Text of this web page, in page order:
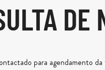
DE
para agendamento